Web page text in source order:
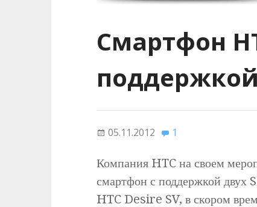
Смартфон
05.11.2012 1
Компания HTC на своем
смартфон с поддержкой двух
HTC Desire SV, в скором